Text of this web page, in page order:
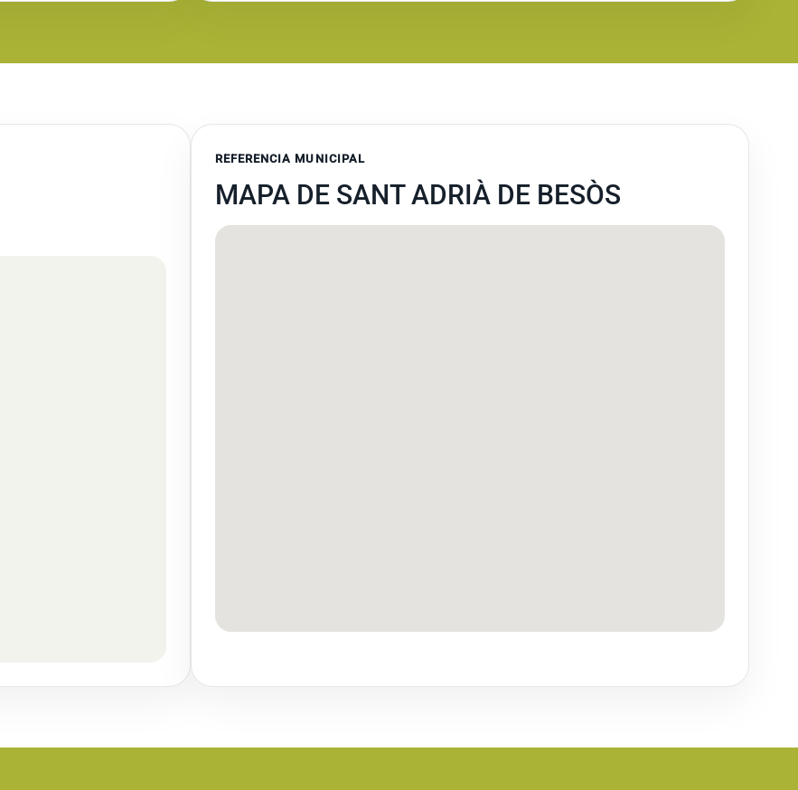
REFERENCIA MUNICIPAL
MAPA DE SANT ADRIÀ DE BESÒS